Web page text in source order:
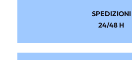
SPEDIZIONI
24/48 H